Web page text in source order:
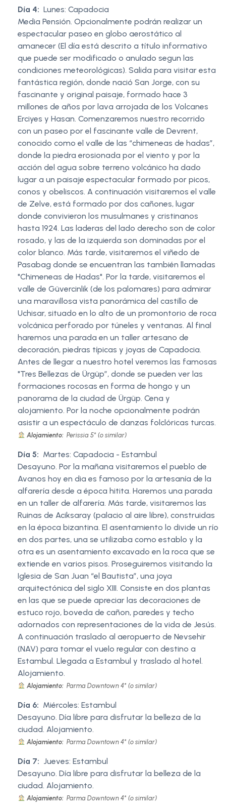
Día 4: Lunes: Capadocia
Media Pensión. Opcionalmente podrán realizar un
espectacular paseo en globo aerostático al
amanecer (El día está descrito a título informativo
que puede ser modificado o anulado segun las
condiciones meteorológicas). Salida para visitar esta
fantástica región, donde nació San Jorge, con su
fascinante y original paisaje, formado hace 3
millones de años por lava arrojada de los Volcanes
Erciyes y Hasan. Comenzaremos nuestro recorrido
con un paseo por el fascinante valle de Devrent,
conocido como el valle de las “chimeneas de hadas”,
donde la piedra erosionada por el viento y por la
acción del agua sobre terreno volcánico ha dado
lugar a un paisaje espectacular formado por picos,
conos y obeliscos. A continuación visitaremos el valle
de Zelve, está formado por dos cañones, lugar
donde convivieron los musulmanes y cristinanos
hasta 1924. Las laderas del lado derecho son de color
rosado, y las de la izquierda son dominadas por el
color blanco. Más tarde, visitaremos el viñedo de
Pasabag donde se encuentran las también llamadas
"Chimeneas de Hadas". Por la tarde, visitaremos el
valle de Güvercinlik (de los palomares) para admirar
una maravillosa vista panorámica del castillo de
Uchisar, situado en lo alto de un promontorio de roca
volcánica perforado por túneles y ventanas. Al final
haremos una parada en un taller artesano de
decoración, piedras típicas y joyas de Capadocia.
Antes de llegar a nuestro hotel veremos las famosas
"Tres Bellezas de Ürgüp”, donde se pueden ver las
formaciones rocosas en forma de hongo y un
panorama de la ciudad de Ürgüp. Cena y
alojamiento. Por la noche opcionalmente podrán
asistir a un espectáculo de danzas folclóricas turcas.
Alojamiento: Perissia 5* (o similar)
Día 5: Martes: Capadocia - Estambul
Desayuno. Por la mañana visitaremos el pueblo de
Avanos hoy en dia es famoso por la artesanía de la
alfarería desde a época hitita. Haremos una parada
en un taller de alfarería. Más tarde, visitaremos las
Ruinas de Aciksaray (palacio al aire libre), construidas
en la época bizantina. El asentamiento lo divide un río
en dos partes, una se utilizaba como establo y la
otra es un asentamiento excavado en la roca que se
extiende en varios pisos. Proseguiremos visitando la
Iglesia de San Juan “el Bautista”, una joya
arquitectónica del siglo XIII. Consiste en dos plantas
en las que se puede apreciar las decoraciones de
estuco rojo, boveda de cañon, paredes y techo
adornados con representaciones de la vida de Jesús.
A continuación traslado al aeropuerto de Nevsehir
(NAV) para tomar el vuelo regular con destino a
Estambul. Llegada a Estambul y traslado al hotel.
Alojamiento.
Alojamiento: Parma Downtown 4* (o similar)
Día 6: Miércoles: Estambul
Desayuno. Día libre para disfrutar la belleza de la
ciudad. Alojamiento.
Alojamiento: Parma Downtown 4* (o similar)
Día 7: Jueves: Estambul
Desayuno. Día libre para disfrutar la belleza de la
ciudad. Alojamiento.
Alojamiento: Parma Downtown 4* (o similar)